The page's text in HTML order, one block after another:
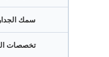
سمك
تخصصات